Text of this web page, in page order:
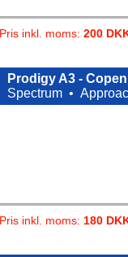
Pris inkl. moms: 200
Prodigy A3 -
Spectrum •
Pris inkl. moms: 180